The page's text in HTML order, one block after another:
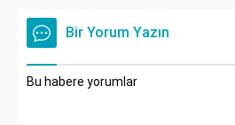
Bir Yorum Yazın
Bu habere yorumlar